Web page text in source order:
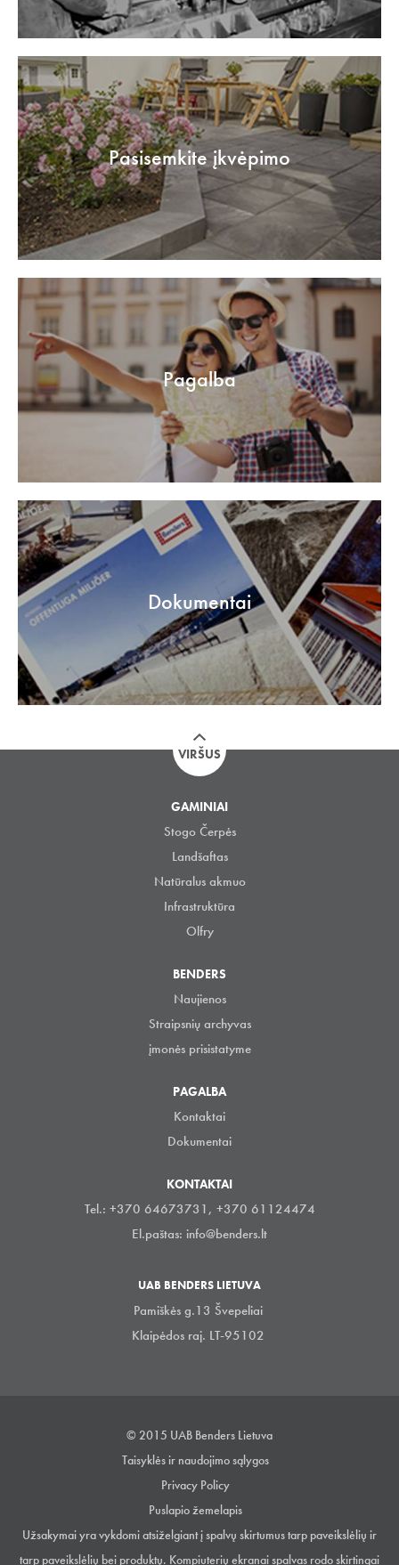
Pasisemkite įkvėpimo
Pagalba
Dokumentai
VIRŠUS
GAMINIAI
Stogo Čerpės
Landšaftas
Natūralus akmuo
Infrastruktūra
Olfry
BENDERS
Naujienos
Straipsnių archyvas
įmonės prisistatyme
PAGALBA
Kontaktai
Dokumentai
KONTAKTAI
Tel.: +370 64673731, +370 61124474
El.paštas: info@benders.lt
UAB BENDERS LIETUVA
Pamiškės g.13 Švepeliai
Klaipėdos raj. LT-95102
© 2015 UAB Benders Lietuva
Taisyklės ir naudojimo sąlygos
Privacy Policy
Puslapio žemelapis
Užsakymai yra vykdomi atsiželgiant į spalvų skirtumus tarp paveikslėlių ir
tarp paveikslėlių bei produktų. Kompiuterių ekranai spalvas rodo skirtingai